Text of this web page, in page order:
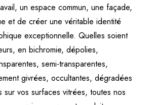
un espace commun, une façade,
et de créer une véritable identité
exceptionnelle. Quelles soient
en bichromie, dépolies,
semi-transparentes,
givrées, occultantes, dégradées
sur vos surfaces vitrées, toutes nos